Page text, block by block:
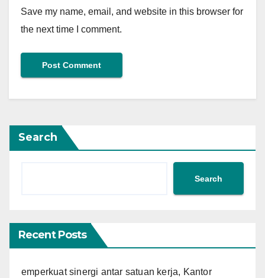
Save my name, email, and website in this browser for
the next time I comment.
Search
Search
Recent Posts
emperkuat sinergi antar satuan kerja, Kantor